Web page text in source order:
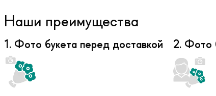
Наши преимущества
1. Фото букета перед доставкой 2. Фото